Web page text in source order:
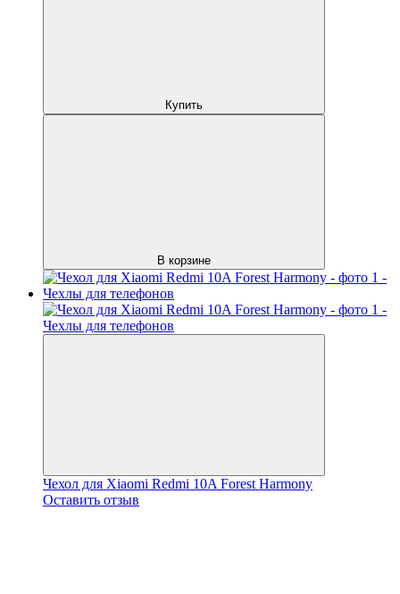
Купить
В корзине
Чехол для Xiaomi Redmi 10A Forest Harmony
Оставить отзыв